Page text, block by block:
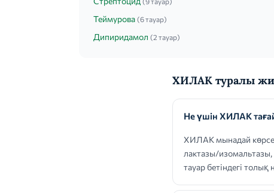
Теймурова (6 тауар)
Дипиридамол (2 тауар)
ХИЛАК туралы
Не үшін ХИЛАК
ХИЛАК мынадай
лактазы/
тауар бетіндегі